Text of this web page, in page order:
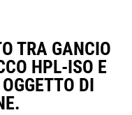
TRA GANCIO
HPL-ISO E
DI